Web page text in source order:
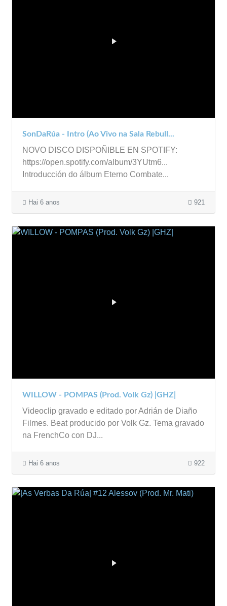
SonDaRúa - Intro (Ao Vivo na Sala Rebull...
NOVO DISCO DISPOÑIBLE EN SPOTIFY:
https://open.spotify.com/album/3YUtm6...
Introducción do álbum Eterno Combate...
Hai 6 anos 921
WILLOW - POMPAS (Prod. Volk Gz) |GHZ|
Videoclip gravado e editado por Adrián de Diaño
Filmes. Beat producido por Volk Gz. Tema gravado
na FrenchCo con DJ...
Hai 6 anos 922